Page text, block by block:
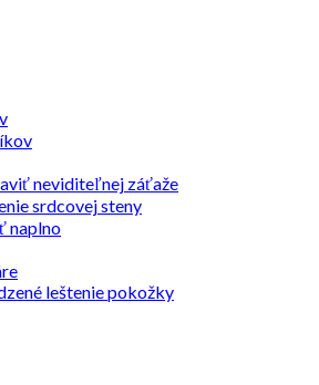
neviditeľnej záťaže
srdcovej steny
naplno
leštenie pokožky